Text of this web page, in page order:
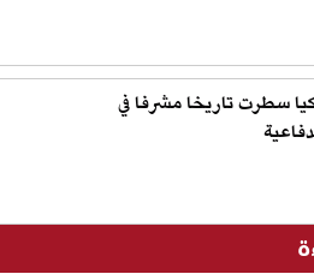
سطرت تاريخا مشرفا في